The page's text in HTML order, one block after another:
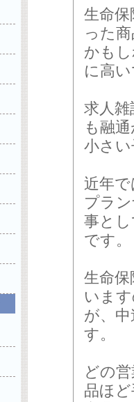
生命
った
かも
に高
求人
も融
小さ
近年
プラ
事と
です。
生命
いま
が、
す。
どの
品ほ